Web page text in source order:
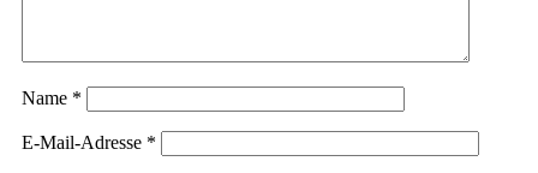
Name *
E-Mail-Adresse *